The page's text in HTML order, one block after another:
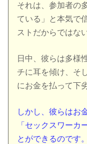
それは、参加者の
ている」と本気で
ストだからではな
日中、彼らは多様
チに耳を傾け、そ
にお金を払って下
しかし、彼らはお
「セックスワーカ
とができるのです。